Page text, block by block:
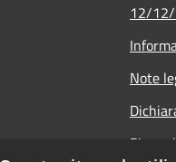
12/
Note
Piano